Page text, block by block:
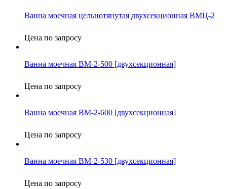
Ванна моечная цельнотянутая двухсекционная ВМЦ-2
Цена по запросу
Ванна моечная ВМ-2-500 [двухсекционная]
Цена по запросу
Ванна моечная ВМ-2-600 [двухсекционная]
Цена по запросу
Ванна моечная ВМ-2-530 [двухсекционная]
Цена по запросу